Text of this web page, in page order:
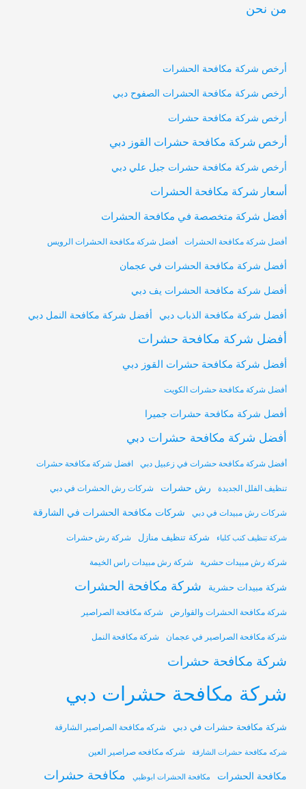
من نحن
أرخص شركة مكافحة الحشرات
أرخص شركة مكافحة الحشرات الصفوح دبي
أرخص شركة مكافحة حشرات
أرخص شركة مكافحة حشرات القوز دبي
أرخص شركة مكافحة حشرات جبل علي دبي
أسعار شركة مكافحة الحشرات
أفضل شركة متخصصة في مكافحة الحشرات
أفضل شركة مكافحة الحشرات أفضل شركة مكافحة الحشرات الرويس
أفضل شركة مكافحة الحشرات في عجمان
أفضل شركة مكافحة الحشرات يف دبي
أفضل شركة مكافحة الذباب دبي أفضل شركة مكافحة النمل دبي
أفضل شركة مكافحة حشرات
أفضل شركة مكافحة حشرات القوز دبي
أفضل شركة مكافحة حشرات الكويت
أفضل شركة مكافحة حشرات جميرا
أفضل شركة مكافحة حشرات دبي
أفضل شركة مكافحة حشرات في زعبيل دبي افضل شركة مكافحة حشرات
تنظيف الفلل الجديدة رش حشرات شركات رش الحشرات في دبي
شركات رش مبيدات في دبي شركات مكافحة الحشرات في الشارقة
شركة تنظيف كنب كلباء شركة تنظيف منازل شركة رش حشرات
شركة رش مبيدات حشرية شركة رش مبيدات راس الخيمة
شركة مبيدات حشرية شركة مكافحة الحشرات
شركة مكافحة الحشرات والقوارض شركة مكافحة الصراصير
شركة مكافحة الصراصير في عجمان شركة مكافحة النمل
شركة مكافحة حشرات
شركة مكافحة حشرات دبي
شركة مكافحة حشرات في دبي شركه مكافحة الصراصير الشارقة
شركه مكافحة حشرات الشارقة شركه مكافحه صراصير العين
مكافحة الحشرات مكافحة الحشرات ابوظبي مكافحة حشرات